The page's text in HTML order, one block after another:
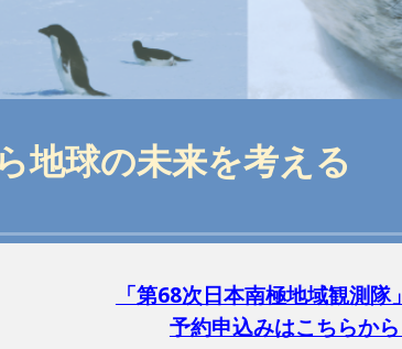
地球の未来を考える
「第68次日本南極地域観測隊
予約申込みはこちらから